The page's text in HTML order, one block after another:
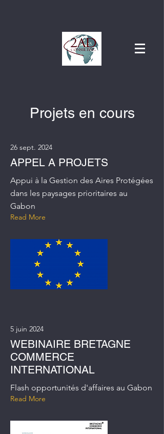
Projets en cours
26 sept. 2024
APPEL A PROJETS
Appui à la Gestion des Aires Protégées
dans les paysages prioritaires au
Gabon
Read More
5 juin 2024
WEBINAIRE BRETAGNE
COMMERCE
INTERNATIONAL
Flash opportunités d'affaires au Gabon
Read More